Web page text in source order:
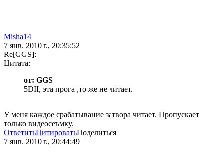
Misha14
7 янв. 2010 г., 20:35:52
Re[GGS]:
Цитата:
от: GGS
5DII, эта прога ,то же не читает.
У меня каждое срабатывание затвора читает. Пропускает
только видеосеъмку.
ОтветитьЦитироватьПоделиться
7 янв. 2010 г., 20:44:49